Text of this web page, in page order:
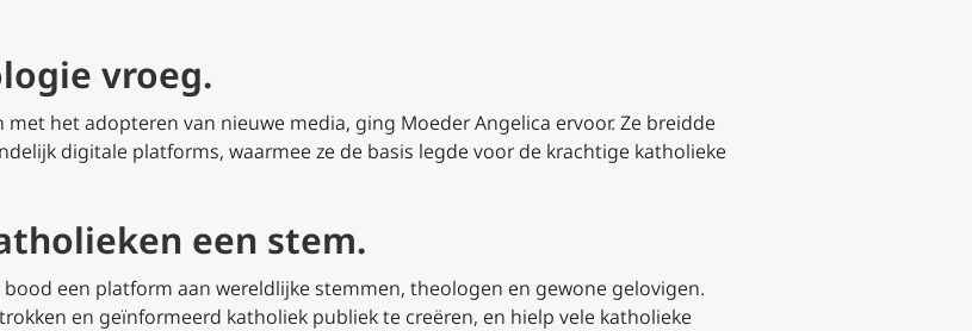
vroeg.
het adopteren van nieuwe media, ging Moeder Angelica ervoor. Ze breidde
digitale platforms, waarmee ze de basis legde voor de krachtige katholieke
een stem.
een platform aan wereldlijke stemmen, theologen en gewone gelovigen.
en geïnformeerd katholiek publiek te creëren, en hielp vele katholieke